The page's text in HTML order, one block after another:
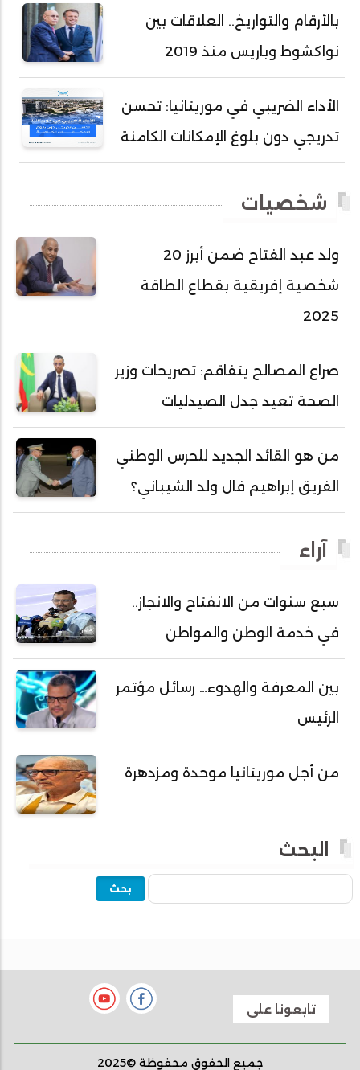
أحمد سالم ولد بده
أحمد سالم ولد بكار
أحمد سيد أحمد أج
أحمد طالب ولد محمد
أحمد عبد الله أحمد مسكه
أحمد محفوظ حسني
أحمد محمد عبدالرحمن أمين
أحمد محمود محمد المامي النيسان
أحمد هارون الشيخ سيديا
أحمد ولد آبه
أحمد ولد الديه
أحمد ولد السالك
أحمد ولد باهيه
أحمد ولد داداه
أحمد ولد علال
أحمد ولد محمد ديدي
أحمد ولد نافع
أحمد ولد يحيى
أحمدا كلي
أحمدسالم ولد العربي
أحمدو ولد أحمد رمظان
أحمدو ولد امباله
أحمدو ولد جلفون
أدما أردو حسن جاه
بالأرقام والتواريخ.. العلاقات بين
نواكشوط وباريس منذ 2019
الأداء الضريبي في موريتانيا: تحسن
تدريجي دون بلوغ الإمكانات الكامنة
شخصيات
ولد عبد الفتاح ضمن أبرز 20
شخصية إفريقية بقطاع الطاقة
2025
صراع المصالح يتفاقم: تصريحات وزير
الصحة تعيد جدل الصيدليات
من هو القائد الجديد للحرس الوطني
الفريق إبراهيم فال ولد الشيباني؟
آراء
سبع سنوات من الانفتاح والانجاز..
في خدمة الوطن والمواطن
بين المعرفة والهدوء… رسائل مؤتمر
الرئيس
من أجل موريتانيا موحدة ومزدهرة
البحث
بحث
تابعونا على
جميع الحقوق محفوظة ©2025